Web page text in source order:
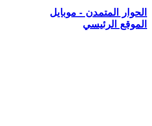
الحوار المتمدن - موبايل
الموقع الرئيسي